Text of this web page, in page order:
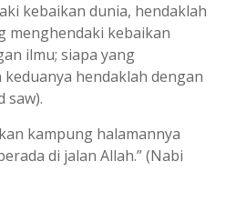
kebaikan dunia, hendaklah
menghendaki kebaikan
ilmu; siapa yang
hendaklah dengan
saw).
kampung halamannya
di jalan Allah.” (Nabi